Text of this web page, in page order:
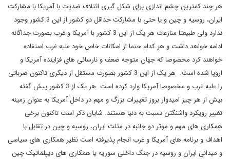
هر چند کمترین چشم اندازی برای شکل گیری ائتلاف ضدیت با آمریکا با مشارکت
ایران، روسیه و چین و یا حتی با مشارکت حداقل دو کشور از این 3 کشور وجود
ندارد ولی طبیعتا منازعات هر یک از این 3 کشور با آمریکا و غرب بصورت جداگانه
ادامه خواهد داشت و هر کدام حتما از امکانات خاص خود علیه غرب استفاده
خواهند کرد مخصوصا که جهان متوجه ضعف و نارسائی های فزاینده آمریکا و
اروپا شده است. هر یک از این 3 کشور بصورت مستقل از دیگری تاکنون ضرباتی
را علیه غرب و مخصوصا آمریکا وارد کرده است. هر یک از 3 کشور پیش گفته
بیش از هر چیز امیدوار بروز تغییرات بزرگ و مهم در داخل آمریکا به عنوان زمینه
تغییر رویکرد واشنگتن نسبت به دنیا هستند. شایان ذکر است تاکنون برخی
همکاری های مهم و موثر دو جانبه در مثلث ایران، روسیه و چین در تقابل با
اهداف و برنامه های آمریکا و غرب انجام پذیرفته است نظیر همکاری های سیاسی
و میدانی ایران و روسیه در جنگ داخلی سوریه یا همکاری های دیپلماتیک چین